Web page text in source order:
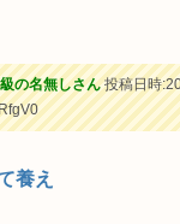
の名無しさん投稿日時
養え